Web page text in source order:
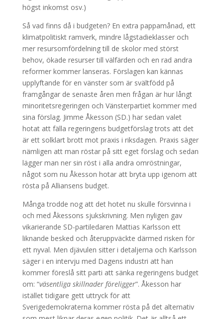
högst inkomst osv.)
Så vad finns då i budgeten? En extra pappamånad, ett
klimatpolitiskt ramverk, mindre lågstadieklasser och
mer resursomfördelning till de skolor med störst
behov, ökade resurser till välfärden och en rad andra
reformer kommer lanseras. Förslagen kan kännas
upplyftande för en vänster som är svältfödd på
framgångar de senaste åren men frågan är hur långt
minoritetsregeringen och Vänsterpartiet kommer med
sina förslag. Jimme Åkesson (SD.) har sedan valet
hotat att fälla regeringens budgetförslag trots att det
är ett solklart brott mot praxis i riksdagen. Praxis säger
nämligen att man röstar på sitt eget förslag och sedan
lägger man ner sin röst i alla andra omröstningar,
något som nu Åkesson hotar att bryta upp igenom att
rösta på Alliansens budget.
Många trodde nog att det hotet nu skulle försvinna i
och med Åkessons sjukskrivning. Men nyligen gav
vikarierande SD-partiledaren Mattias Karlsson ett
liknande besked och återuppväckte därmed risken för
ett nyval. Men djävulen sitter i detaljerna och Karlsson
säger i en intervju med Dagens industri att han
kommer föreslå sitt parti att sänka regeringens budget
om: “väsentliga skillnader föreligger”. Åkesson har
istället tidigare gett uttryck för att
Sverigedemokraterna kommer rösta på det alternativ